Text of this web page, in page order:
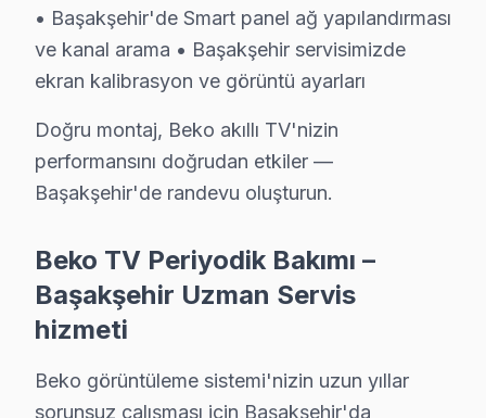
Başakşehir Beko TV tamirinde iki kritik bilgi: (1)
Beko TV Servisi Hakkında
✓ 15+ Yıl Deneyim
✓ Orijinal Yedek Parça
✓ Ücretsiz Arıza Tespiti
Başakşehir, İstanbul'un hızla gelişen bir ilçesi olarak,
• Başakşehir'de Smart panel ağ yapılandırması
ve kanal arama • Başakşehir servisimizde
ekran kalibrasyon ve görüntü ayarları
Doğru montaj, Beko akıllı TV'nizin
performansını doğrudan etkiler —
Başakşehir'de randevu oluşturun.
Beko TV Periyodik Bakımı –
Başakşehir Uzman Servis
hizmeti
Beko görüntüleme sistemi'nizin uzun yıllar
sorunsuz çalışması için Başakşehir'da